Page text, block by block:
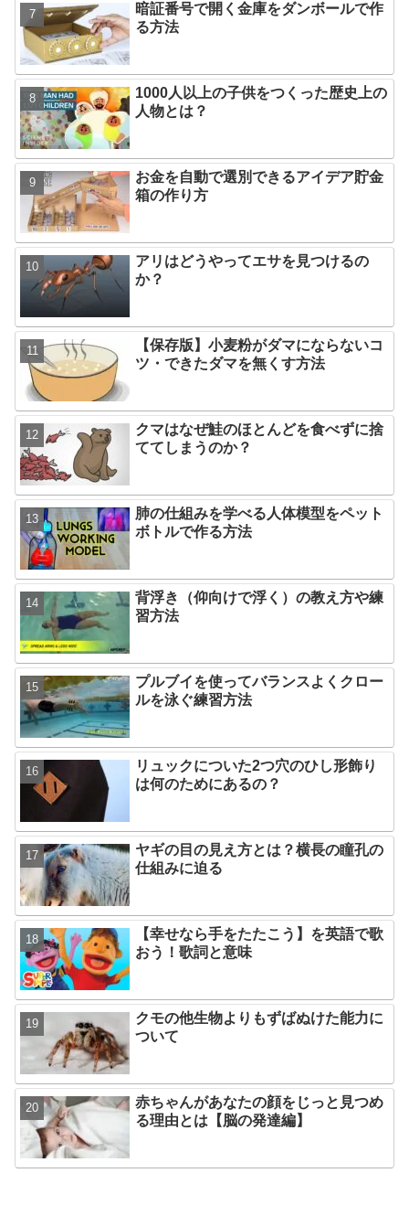
暗証番号で開く金庫をダンボールで作
る方法
1000人以上の子供をつくった歴史上の
人物とは？
お金を自動で選別できるアイデア貯金
箱の作り方
アリはどうやってエサを見つけるの
か？
【保存版】小麦粉がダマにならないコ
ツ・できたダマを無くす方法
クマはなぜ鮭のほとんどを食べずに捨
ててしまうのか？
肺の仕組みを学べる人体模型をペット
ボトルで作る方法
背浮き（仰向けで浮く）の教え方や練
習方法
プルブイを使ってバランスよくクロー
ルを泳ぐ練習方法
リュックについた2つ穴のひし形飾り
は何のためにあるの？
ヤギの目の見え方とは？横長の瞳孔の
仕組みに迫る
【幸せなら手をたたこう】を英語で歌
おう！歌詞と意味
クモの他生物よりもずばぬけた能力に
ついて
赤ちゃんがあなたの顔をじっと見つめ
る理由とは【脳の発達編】